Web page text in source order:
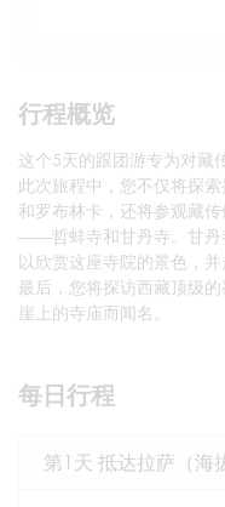
行程概览
这个5天的跟团游专为对藏
此次旅程中，您不仅将探
和罗布林卡，还将参观藏
——哲蚌寺和甘丹寺。甘丹
以欣赏这座寺院的景色，
最后，您将探访西藏顶级
崖上的寺庙而闻名。
每日行程
第1天 抵达拉萨（海